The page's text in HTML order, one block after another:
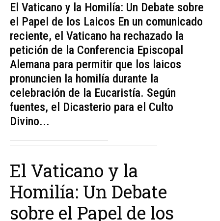
El Vaticano y la Homilía: Un Debate sobre
el Papel de los Laicos En un comunicado
reciente, el Vaticano ha rechazado la
petición de la Conferencia Episcopal
Alemana para permitir que los laicos
pronuncien la homilía durante la
celebración de la Eucaristía. Según
fuentes, el Dicasterio para el Culto
Divino...
El Vaticano y la
Homilía: Un Debate
sobre el Papel de los